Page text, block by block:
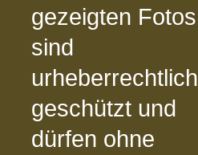
gezeigten Fotos
sind
urheberrechtlich
geschützt und
dürfen ohne